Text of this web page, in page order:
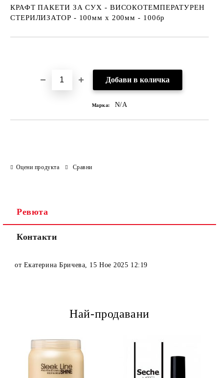
КРАФТ ПАКЕТИ ЗА СУХ - ВИСОКОТЕМПЕРАТУРЕН
СТЕРИЛИЗАТОР - 100мм х 200мм - 100бр
Марка: N/A
Оцени продукта Сравни
Ревюта
Контакти
от Екатерина Бричева, 15 Ное 2025 12:19
Най-продавани